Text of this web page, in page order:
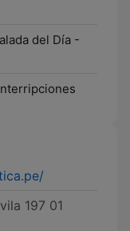
del Día -
197 01